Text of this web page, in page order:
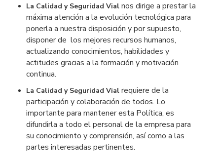
La Calidad y Seguridad Vialnos dirige a prestar la
máxima atención a la evolución tecnológica para
ponerla a nuestra disposición y por supuesto,
disponer de los mejores recursos humanos,
actualizando conocimientos, habilidades y
actitudes gracias a la formación y motivación
continua.
La Calidad y Seguridad Vial requiere de la
participación y colaboración de todos. Lo
importante para mantener esta Política, es
difundirla a todo el personal de la empresa para
su conocimiento y comprensión, así como a las
partes interesadas pertinentes.